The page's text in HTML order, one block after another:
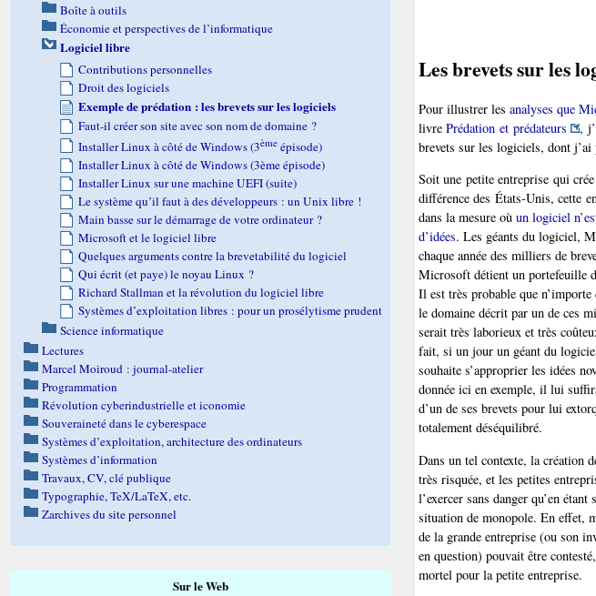
Les brevets sur les
Pour illustrer les analyses que
livrePrédation et prédateurs
,
brevets sur les logiciels, dont j’ai
Soit une petite entreprise qui
différence des États-Unis, cette
dans la mesure où un logiciel
d’idées. Les géants du logiciel,
chaque année des milliers de
Microsoft détient un portefeuille
Il est très probable que
le domaine décrit par un de ces
serait très laborieux et très
fait, si un jour un géant du
souhaite s’approprier les idées
donnée ici en exemple, il lui
d’un de ses brevets pour lui
totalement déséquilibré.
Dans un tel contexte, la création
très risquée, et les petites
l’exercer sans danger qu’en
situation de monopole. En effet,
de la grande entreprise (ou son
en question) pouvait être
mortel pour la petite entreprise.
Boîte à outils
Économie et perspectives de l’informatique
Logiciel libre
Contributions personnelles
Droit des logiciels
Exemple de prédation : les brevets sur les logiciels
Faut-il créer son site avec son nom de domaine ?
Installer Linux à côté de Windows (3ème épisode)
Installer Linux à côté de Windows (3ème épisode)
Installer Linux sur une machine UEFI (suite)
Le système qu’il faut à des développeurs : un Unix libre !
Main basse sur le démarrage de votre ordinateur ?
Microsoft et le logiciel libre
Quelques arguments contre la brevetabilité du logiciel
Qui écrit (et paye) le noyau Linux ?
Richard Stallman et la révolution du logiciel libre
Systèmes d’exploitation libres : pour un prosélytisme prudent
Science informatique
Lectures
Marcel Moiroud : journal-atelier
Programmation
Révolution cyberindustrielle et iconomie
Souveraineté dans le cyberespace
Systèmes d’exploitation, architecture des ordinateurs
Systèmes d’information
Travaux, CV, clé publique
Typographie, TeX/LaTeX, etc.
Zarchives du site personnel
Sur le Web